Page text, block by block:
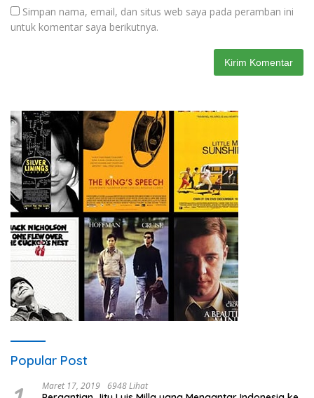
Simpan nama, email, dan situs web saya pada peramban ini
untuk komentar saya berikutnya.
Popular Post
Maret 17, 2019 6948 Lihat